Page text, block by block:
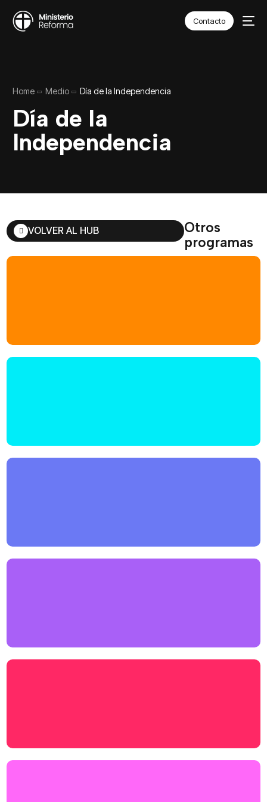
Contacto
Home Medio Día de la Independencia
Día de la
Independencia
Otros
programas
VOLVER AL HUB